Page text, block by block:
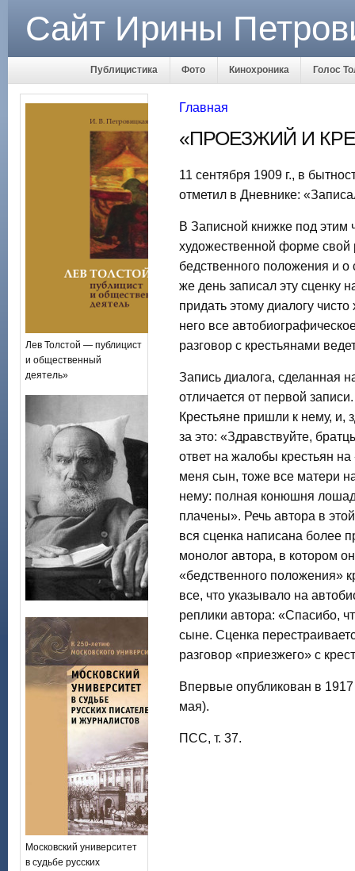
Сайт Ирины
Публицистика Фото Кинохроника Голос
Лев Толстой — публицист
и общественный
деятель»
Московский университет
в судьбе русских
Главная
«ПРОЕЗЖИЙ И
11 сентября 1909 г., в
отметил в Дневнике:
В Записной книжке под этим
художественной форме свой
бедственного положения и о
же день записал эту сценку
придать этому диалогу
него все
разговор с крестьянами
Запись диалога, сделанная
отличается от первой
Крестьяне пришли к нему, и,
за это: «Здравствуйте,
ответ на жалобы крестьян на
меня сын, тоже все матери
нему: полная конюшня
плачены». Речь автора в
вся сценка написана более
монолог автора, в котором
«бедственного положения»
все, что указывало на
реплики автора: «Спасибо,
сыне. Сценка
разговор «приезжего» с
Впервые опубликован в
мая).
ПСС, т. 37.